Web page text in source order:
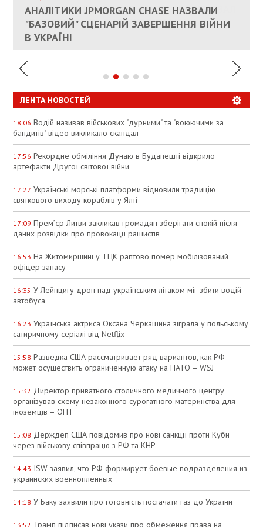
КАНДИДАТ В ПРЕМЬЕРЫ ПОЛЬШИ ПРИЗВАЛ
ЕС ПРЕКРАТИТЬ ВОЕННУЮ ПОМОЩЬ
УКРАИНЕ
АНАЛІТИКИ JPMORGAN CHASE НАЗВАЛИ
"БАЗОВИЙ" СЦЕНАРІЙ ЗАВЕРШЕННЯ ВІЙНИ
В УКРАЇНІ
РЮТТЕ
ПАЛИВНИЙ РИНОК РОЗІГРІЛИ ШТУЧНО:
АНАЛІТИКИ ЗВИНУВАТИЛИ АЗС У
СПЕКУЛЯЦІЇ
ЛЕНТА НОВОСТЕЙ
18:06 Водій називав військових "дурними" та "воюючими за
бандитів" відео викликало скандал
17:56 Рекордне обміління Дунаю в Будапешті відкрило
артефакти Другої світової війни
17:27 Українські морські платформи відновили традицію
святкового виходу кораблів у Ялті
17:09 Прем’єр Литви закликав громадян зберігати спокій після
даних розвідки про провокації рашистів
16:53 На Житомирщині у ТЦК раптово помер мобілізований
офіцер запасу
16:35 У Лейпцигу дрон над українським літаком міг збити водій
автобуса
16:23 Українська актриса Оксана Черкашина зіграла у польському
сатиричному серіалі від Netflix
15:58 Разведка США рассматривает ряд вариантов, как РФ
может осуществить ограниченную атаку на НАТО – WSJ
15:32 Директор приватного столичного медичного центру
організував схему незаконного сурогатного материнства для
іноземців – ОГП
15:08 Держдеп США повідомив про нові санкції проти Куби
через військову співпрацю з РФ та КНР
14:43 ISW заявил, что РФ формирует боевые подразделения из
украинских военнопленных
14:18 У Баку заявили про готовність постачати газ до України
13:52 Трамп підписав нові укази про обмеження права на